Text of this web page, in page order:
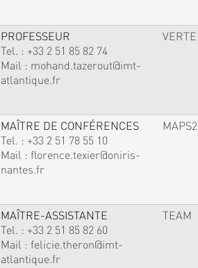
PROFESSEUR
Tel. : +33 2 51 85 82 74
Mail : mohand.tazerout@imt-
atlantique.fr
VERTE
MAÎTRE DE CONFÉRENCES
Tel. : +33 2 51 78 55 10
Mail : florence.texier@oniris-
nantes.fr
MAPS2
MAÎTRE-ASSISTANTE
Tel. : +33 2 51 85 82 60
Mail : felicie.theron@imt-
atlantique.fr
TEAM